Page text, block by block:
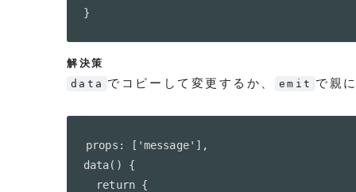
解決策
data でコピーして変更するか、 emit で親
props: ['message'],
data() {
  return {